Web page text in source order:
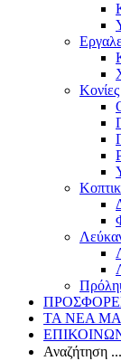
Κονίες
ΤΑ ΝΕΑ
Αναζήτηση ...